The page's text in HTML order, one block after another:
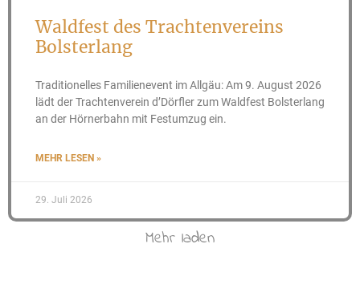
Waldfest des Trachtenvereins
Bolsterlang
Traditionelles Familienevent im Allgäu: Am 9. August 2026
lädt der Trachtenverein d’Dörfler zum Waldfest Bolsterlang
an der Hörnerbahn mit Festumzug ein.
MEHR LESEN »
29. Juli 2026
Mehr laden